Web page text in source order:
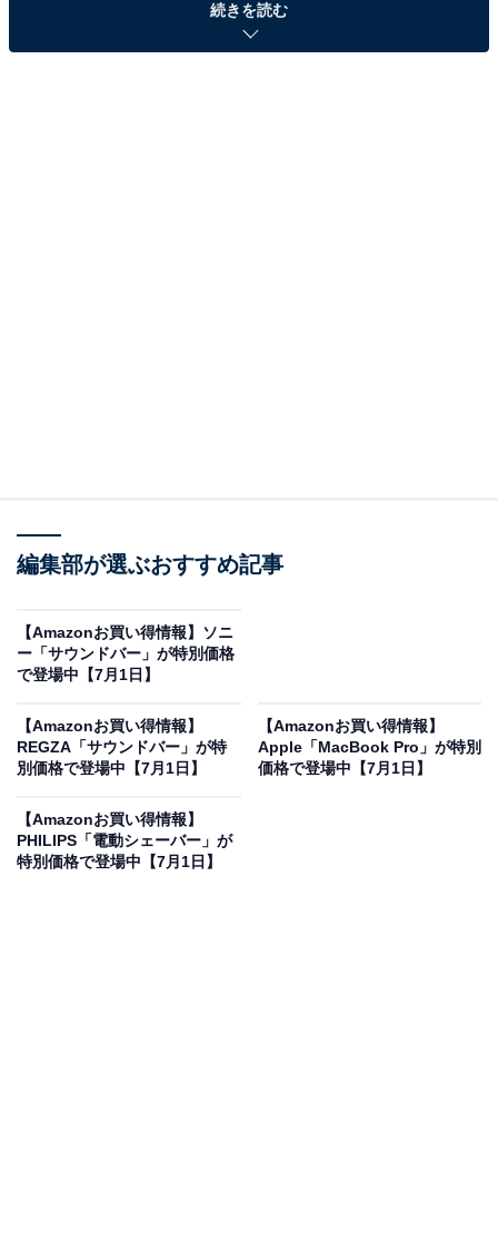
そのほかにも注目の商品がラインナップされているの
いもの部
のがもっと楽しく、もっとお得になる情報をお届け。編集部員によ
る独自レビューなど、ここでしか手に入らない情報も満載です。
※本記事で紹介している商品の購入やサービスの利用により、売上の一部が
オールアバウトに還元されることがあります。
コムテックの「ミラー型ドライブレコーダー」が
限定価格に！ 24％オフで登場
続きを読む
編集部が選ぶおすすめ記事
【Amazonお買い得情報】ソニ
ー「サウンドバー」が特別価格
で登場中【7月1日】
【Amazonお買い得情報】
REGZA「サウンドバー」が特
別価格で登場中【7月1日】
【Amazonお買い得情報】
Apple「MacBook Pro」が特別
価格で登場中【7月1日】
【Amazonお買い得情報】
PHILIPS「電動シェーバー」が
特別価格で登場中【7月1日】